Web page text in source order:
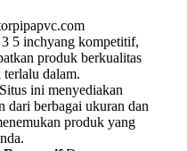
5 inchyang kompetitif,
produk berkualitas
terlalu dalam.
Situs ini menyediakan
dari berbagai ukuran dan
produk yang